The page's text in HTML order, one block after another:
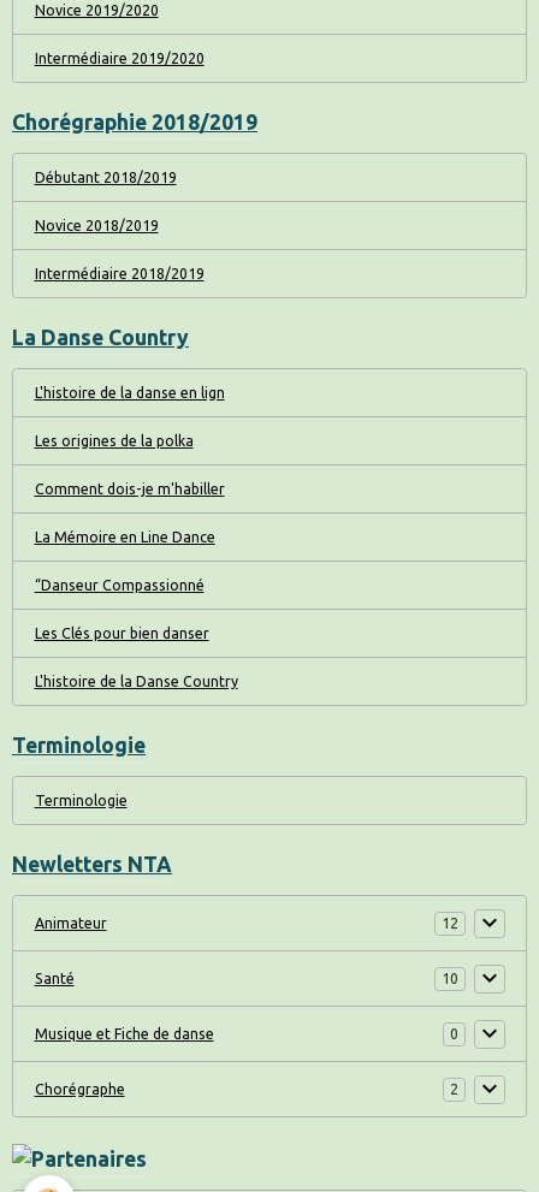
Novice 2019/2020
Intermédiaire 2019/2020
Chorégraphie 2018/2019
Débutant 2018/2019
Novice 2018/2019
Intermédiaire 2018/2019
La Danse Country
L'histoire de la danse en lign
Les origines de la polka
Comment dois-je m'habiller
La Mémoire en Line Dance
“Danseur Compassionné
Les Clés pour bien danser
L'histoire de la Danse Country
Terminologie
Terminologie
Newletters NTA
Animateur 12
Santé 10
Musique et Fiche de danse 0
Chorégraphe 2